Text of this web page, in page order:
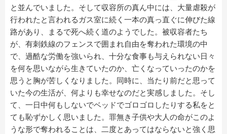
と並んでいました。そして収容所の真ん中には、大量虐殺が
行われたと言われるガス室に続く一本の真っ直ぐに伸びた線
路があり、まるで死へ続く道のようでした。被収容者たち
が、有刺鉄線のフェンスで囲まれ自由を奪われた環境の中
で、過酷な労働を強いられ、十分な食事も与えられない日々
を何を思いながら生きていたのか、亡くなっていったのかを
思うと胸が苦しくなりました。同時に、当たり前だと思って
いた今の生活が、何よりも幸せなのだと実感しました。そし
て、一日中何もしないでベッドでゴロゴロしたりする私をと
ても恥ずかしく思いました。罪無き子供や大人の命がこのよ
うな形で奪われることは、二度とあってはならないと強く思